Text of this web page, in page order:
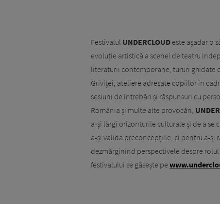
Festivalul UNDERCLOUD este așadar o
evoluție artistică a scenei de teatru
literaturii contemporane, tururi ghidate
Griviței, ateliere adresate copiilor în
sesiuni de întrebări și răspunsuri cu
România și multe alte provocări,
a-și lărgi orizonturile culturale și de a
a-și valida preconcepțiile, ci pentru a-
dezmărginind perspectivele despre
festivalului se găsește pe